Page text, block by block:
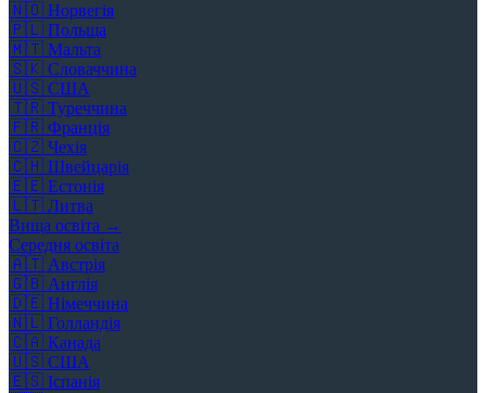
🇳🇴 Норвегія
🇵🇱 Польща
🇲🇹 Мальта
🇸🇰 Словаччина
🇺🇸 США
🇹🇷 Туреччина
🇫🇷 Франція
🇨🇿 Чехія
🇨🇭 Швейцарія
🇪🇪 Естонія
🇱🇹 Литва
Вища освіта →
Середня освіта
🇦🇹 Австрія
🇬🇧 Англія
🇩🇪 Німеччина
🇳🇱 Голландія
🇨🇦 Канада
🇺🇸 США
🇪🇸 Іспанія